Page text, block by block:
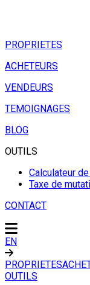
PROPRIETES
ACHETEURS
VENDEURS
TEMOIGNAGES
BLOG
OUTILS
Calculateur
Taxe de
CONTACT
EN
PROPRIETES
OUTILS